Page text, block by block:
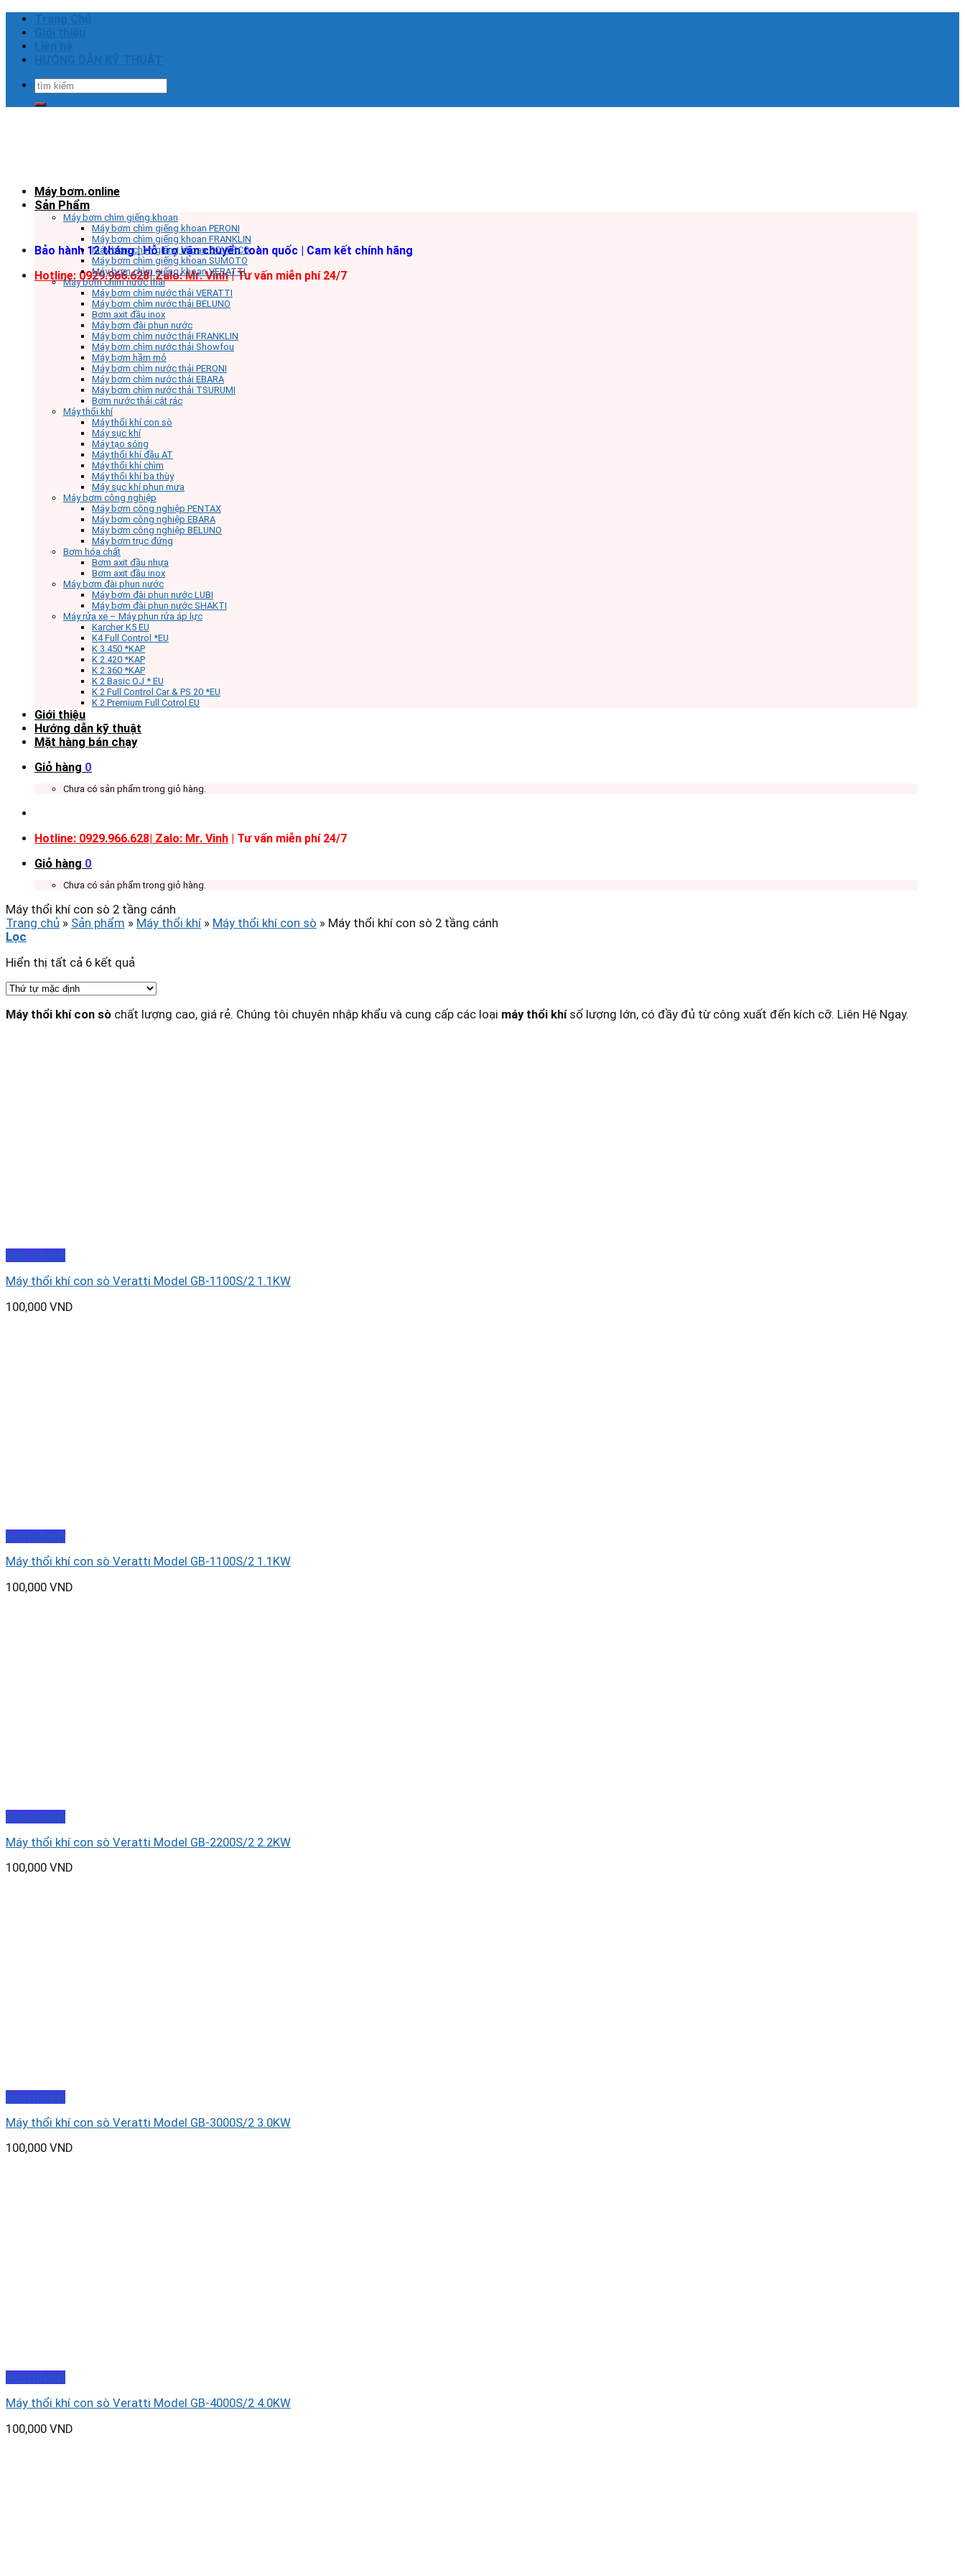
Skip
content
Tìm
Bảo hành 12 tháng | Hỗ trợ vận chuyển toàn quốc | Cam kết chính hãng
Hotline: 0929.966.628|Zalo: Mr. Vinh| Tư vấn miễn phí 24/7
Máy bơm.online
Sản Phẩm
Máy bơm chìm giếng khoan
Máy bơm chìm giếng khoan PERONI
Máy bơm chìm giếng khoan FRANKLIN
Máy bơm chìm giếng khoan COVERCO
Máy bơm chìm giếng khoan SUMOTO
Máy bơm chìm giếng khoan VERATTI
Máy bơm chìm nước thải
Máy bơm chìm nước thải VERATTI
Máy bơm chìm nước thải BELUNO
Bơm axit đầu inox
Máy bơm đài phun nước
Máy bơm chìm nước thải FRANKLIN
Máy bơm chìm nước thải Showfou
Máy bơm hầm mỏ
Máy bơm chìm nước thải PERONI
Máy bơm chìm nước thải EBARA
Máy bơm chìm nước thải TSURUMI
Bơm nước thải cắt rác
Máy thổi khí
Máy thổi khí con sò
Máy sục khí
Máy tạo sóng
Máy thổi khí đầu AT
Máy thổi khí chìm
Máy thổi khí ba thùy
Máy sục khí phun mưa
Máy bơm công nghiệp
Máy bơm công nghiệp PENTAX
Máy bơm công nghiệp EBARA
Máy bơm công nghiệp BELUNO
Máy bơm trục đứng
Bơm hóa chất
Bơm axit đầu nhựa
Bơm axit đầu inox
Máy bơm đài phun nước
Máy bơm đài phun nước LUBI
Máy bơm đài phun nước SHAKTI
Máy rửa xe – Máy phun rửa áp lực
Karcher K5 EU
K4 Full Control *EU
K 3.450 *KAP
K 2.420 *KAP
K 2.360 *KAP
K 2 Basic OJ * EU
K 2 Full Control Car & PS 20 *EU
K 2 Premium Full Cotrol EU
Giới thiệu
Hướng dẫn kỹ thuật
Mặt hàng bán chạy
Giỏ hàng 0
Chưa có sản phẩm trong giỏ hàng.
Hotline: 0929.966.628| Zalo: Mr. Vinh | Tư vấn miễn phí 24/7
Giỏ hàng 0
Chưa có sản phẩm trong giỏ hàng.
Máy thổi khí con sò 2 tầng cánh
Trang chủ » Sản phẩm » Máy thổi khí » Máy thổi khí con sò » Máy thổi khí con sò 2 tầng cánh
Lọc
Hiển thị tất cả 6 kết quả
Máy thổi khí con sò chất lượng cao, giá rẻ. Chúng tôi chuyên nhập khẩu và cung cấp các loại máy thổi khí số lượng lớn, có đầy đủ từ công xuất đến kích cỡ. Liên Hệ Ngay.
Xem nhanh
Máy thổi khí con sò Veratti Model GB-1100S/2 1.1KW
100,000 VND
Xem nhanh
Máy thổi khí con sò Veratti Model GB-1100S/2 1.1KW
100,000 VND
Xem nhanh
Máy thổi khí con sò Veratti Model GB-2200S/2 2.2KW
100,000 VND
Xem nhanh
Máy thổi khí con sò Veratti Model GB-3000S/2 3.0KW
100,000 VND
Xem nhanh
Máy thổi khí con sò Veratti Model GB-4000S/2 4.0KW
100,000 VND